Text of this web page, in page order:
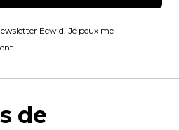
Ecwid. Je peux me
de